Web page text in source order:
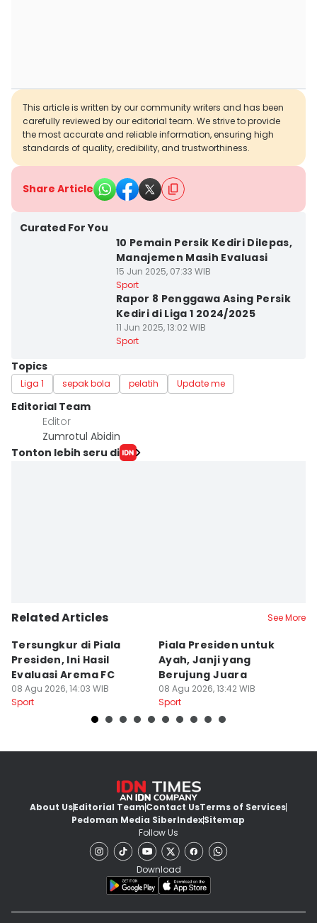
This article is written by our community writers and has been
carefully reviewed by our editorial team. We strive to provide
the most accurate and reliable information, ensuring high
standards of quality, credibility, and trustworthiness.
Share Article
Curated For You
10 Pemain Persik Kediri Dilepas,
Manajemen Masih Evaluasi
15 Jun 2025, 07:33 WIB
Sport
Rapor 8 Penggawa Asing Persik
Kediri di Liga 1 2024/2025
11 Jun 2025, 13:02 WIB
Sport
Topics
Liga 1 sepak bola pelatih Update me
Editorial Team
Editor
Zumrotul Abidin
Tonton lebih seru di
Related Articles See More
Tersungkur di Piala
Presiden, Ini Hasil
Evaluasi Arema FC
08 Agu 2026, 14:03 WIB
Sport
Piala Presiden untuk
Ayah, Janji yang
Berujung Juara
08 Agu 2026, 13:42 WIB
Sport
About UsEditorial TeamContact UsTerms of Services
Pedoman Media SiberIndexSitemap
Follow Us
Download